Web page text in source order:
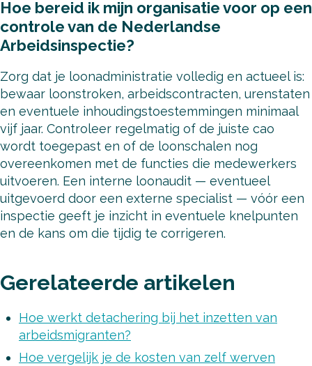
Hoe bereid ik mijn organisatie voor op een
controle van de Nederlandse
Arbeidsinspectie?
Zorg dat je loonadministratie volledig en actueel is:
bewaar loonstroken, arbeidscontracten, urenstaten
en eventuele inhoudingstoestemmingen minimaal
vijf jaar. Controleer regelmatig of de juiste cao
wordt toegepast en of de loonschalen nog
overeenkomen met de functies die medewerkers
uitvoeren. Een interne loonaudit — eventueel
uitgevoerd door een externe specialist — vóór een
inspectie geeft je inzicht in eventuele knelpunten
en de kans om die tijdig te corrigeren.
Gerelateerde artikelen
Hoe werkt detachering bij het inzetten van
arbeidsmigranten?
Hoe vergelijk je de kosten van zelf werven